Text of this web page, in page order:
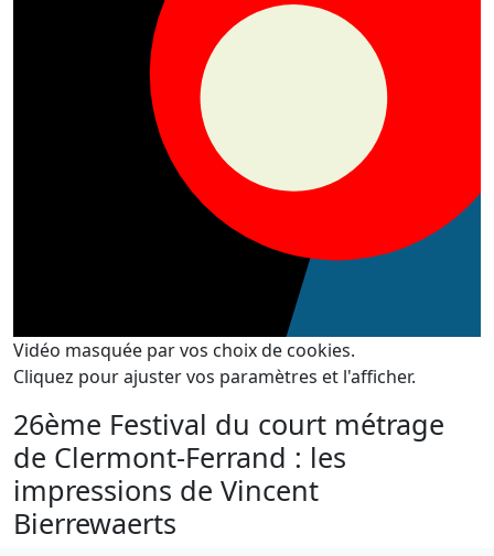
Vidéo masquée par vos choix de cookies.
Cliquez pour ajuster vos paramètres et l'afficher.
26ème Festival du court métrage
de Clermont-Ferrand : les
impressions de Vincent
Bierrewaerts